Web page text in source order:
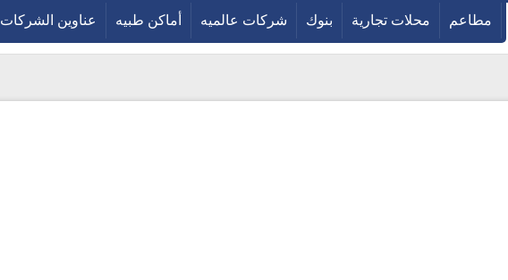
مطاعم محلات تجارية بنوك شركات عالميه أماكن طبيه عناوين الشركات